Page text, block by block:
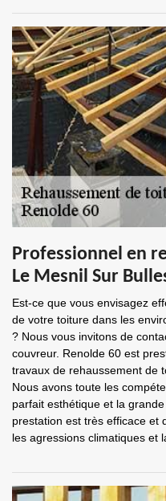
Professionnel en
Le Mesnil Sur
Est-ce que vous envisagez
de votre toiture dans les
? Nous vous invitons de
couvreur. Renolde 60 est
travaux de rehaussement de
Nous avons toute les
parfait esthétique et la
prestation est très efficace et
les agressions climatiques et